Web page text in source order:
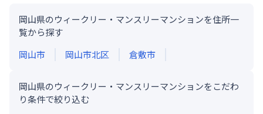
岡山県のウィークリー・マンスリーマンションを住所一
覧から探す
岡山市
岡山市北区 倉敷市
岡山県のウィークリー・マンスリーマンションをこだわ
り条件で絞り込む